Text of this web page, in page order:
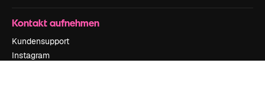
Kontakt aufnehmen
Kundensupport
Instagram